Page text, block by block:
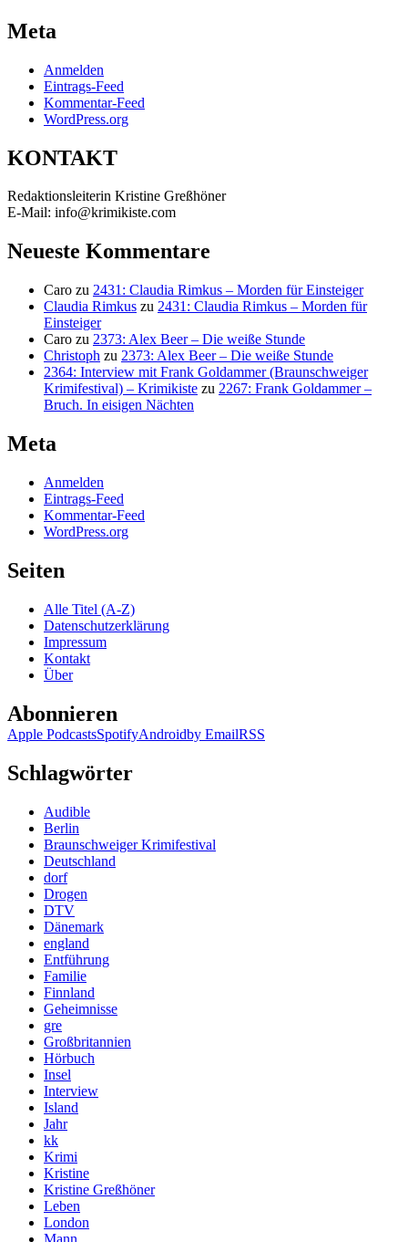
Meta
Anmelden
Eintrags-Feed
Kommentar-Feed
WordPress.org
KONTAKT
Redaktionsleiterin Kristine Greßhöner
E-Mail: info@krimikiste.com
Neueste Kommentare
Caro zu 2431: Claudia Rimkus – Morden für Einsteiger
Claudia Rimkus zu 2431: Claudia Rimkus – Morden für
Einsteiger
Caro zu 2373: Alex Beer – Die weiße Stunde
Christoph zu 2373: Alex Beer – Die weiße Stunde
2364: Interview mit Frank Goldammer (Braunschweiger
Krimifestival) – Krimikiste zu 2267: Frank Goldammer –
Bruch. In eisigen Nächten
Meta
Anmelden
Eintrags-Feed
Kommentar-Feed
WordPress.org
Seiten
Alle Titel (A-Z)
Datenschutzerklärung
Impressum
Kontakt
Über
Abonnieren
Apple PodcastsSpotifyAndroidby EmailRSS
Schlagwörter
Audible
Berlin
Braunschweiger Krimifestival
Deutschland
dorf
Drogen
DTV
Dänemark
england
Entführung
Familie
Finnland
Geheimnisse
gre
Großbritannien
Hörbuch
Insel
Interview
Island
Jahr
kk
Krimi
Kristine
Kristine Greßhöner
Leben
London
Mann